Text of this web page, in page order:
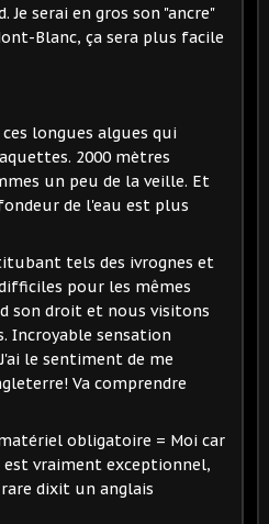
serai en gros son "ancre"
Blanc, ça sera plus facile
longues algues qui
2000 mètres
un peu de la veille. Et
de l'eau est plus
tels des ivrognes et
pour les mêmes
son droit et nous visitons
Incroyable sensation
le sentiment de me
Va comprendre
obligatoire = Moi car
vraiment exceptionnel,
dixit un anglais